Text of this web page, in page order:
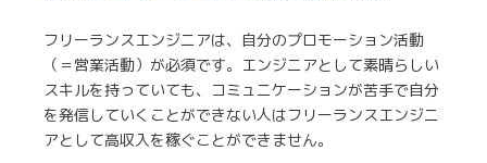
フリーランスエンジニアは、自分のプロモーション活動
（＝営業活動）が必須です。エンジニアとして素晴らしい
スキルを持っていても、コミュニケーションが苦手で自分
を発信していくことができない人はフリーランスエンジニ
アとして高収入を稼ぐことができません。